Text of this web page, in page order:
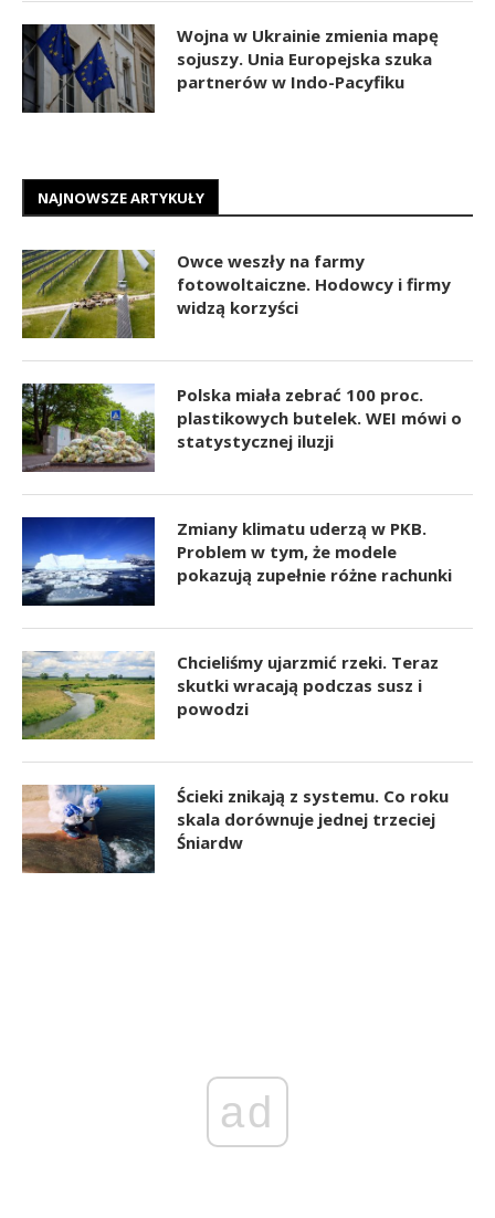
Wojna w Ukrainie zmienia mapę
sojuszy. Unia Europejska szuka
partnerów w Indo-Pacyfiku
NAJNOWSZE ARTYKUŁY
Owce weszły na farmy
fotowoltaiczne. Hodowcy i firmy
widzą korzyści
Polska miała zebrać 100 proc.
plastikowych butelek. WEI mówi o
statystycznej iluzji
Zmiany klimatu uderzą w PKB.
Problem w tym, że modele
pokazują zupełnie różne rachunki
Chcieliśmy ujarzmić rzeki. Teraz
skutki wracają podczas susz i
powodzi
Ścieki znikają z systemu. Co roku
skala dorównuje jednej trzeciej
Śniardw
ad